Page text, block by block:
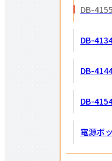
DB-
DB-
DB-
DB-
電源ボ